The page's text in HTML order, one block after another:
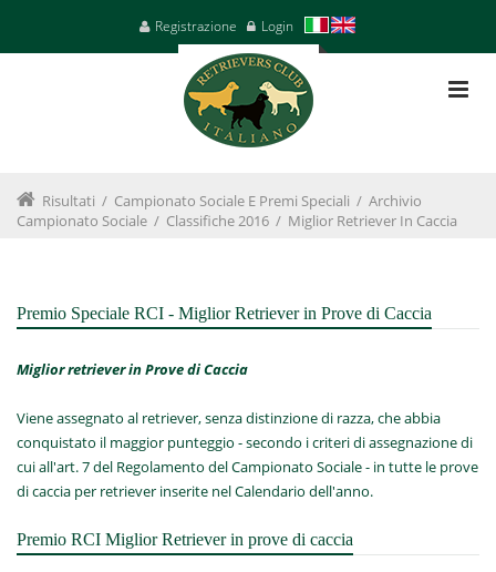
Registrazione Login
Risultati / Campionato Sociale E Premi Speciali / Archivio
Campionato Sociale / Classifiche 2016 / Miglior Retriever In Caccia
Premio Speciale RCI - Miglior Retriever in Prove di Caccia
Miglior retriever in Prove di Caccia
Viene assegnato al retriever, senza distinzione di razza, che abbia
conquistato il maggior punteggio - secondo i criteri di assegnazione di
cui all'art. 7 del Regolamento del Campionato Sociale - in tutte le prove
di caccia per retriever inserite nel Calendario dell'anno.
Premio RCI Miglior Retriever in prove di caccia